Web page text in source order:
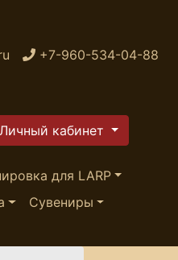
+7-960-534-04-88
Личный кабинет
для LARP
Сувениры